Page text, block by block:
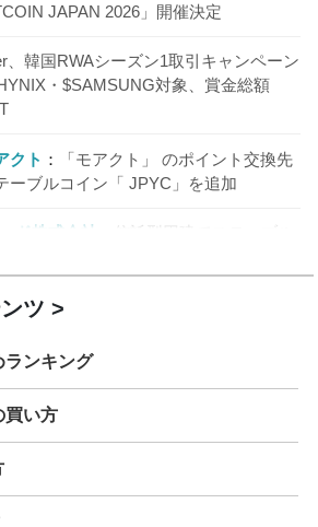
JAPAN 2026」開催決定
、韓国RWAシーズン1取引キャンペーン
・$SAMSUNG対象、賞金総額
クト
「モアクト」 のポイント交換先
ーブルコイン「 JPYC」を追加
ド株式会社
信託型円建てステーブル
ツ
ランキング
買い方